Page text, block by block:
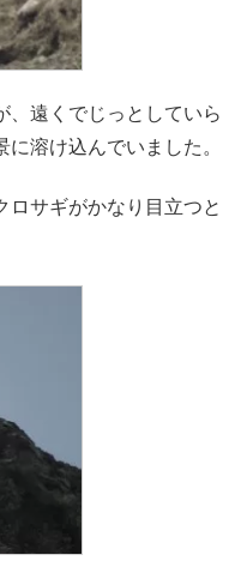
、遠くでじっとしていら
溶け込んでいました。
ロサギがかなり目立つと